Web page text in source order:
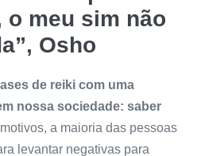
o meu sim não
Osho
de reiki com uma
nossa sociedade: saber
a maioria das pessoas
levantar negativas para